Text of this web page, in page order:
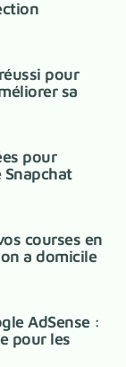
pour
sa
pour
courses en
a domicile
AdSense :
pour les